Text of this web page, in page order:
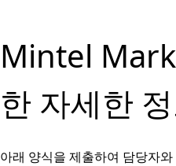
Mintel
한 자세한
아래 양식을 제출하여 담당자